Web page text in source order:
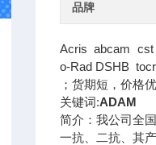
品牌
Acris abcam
o-Rad DSHB
；货期短，价格
关键词:ADAM
简介：我公司全
一抗、二抗、其